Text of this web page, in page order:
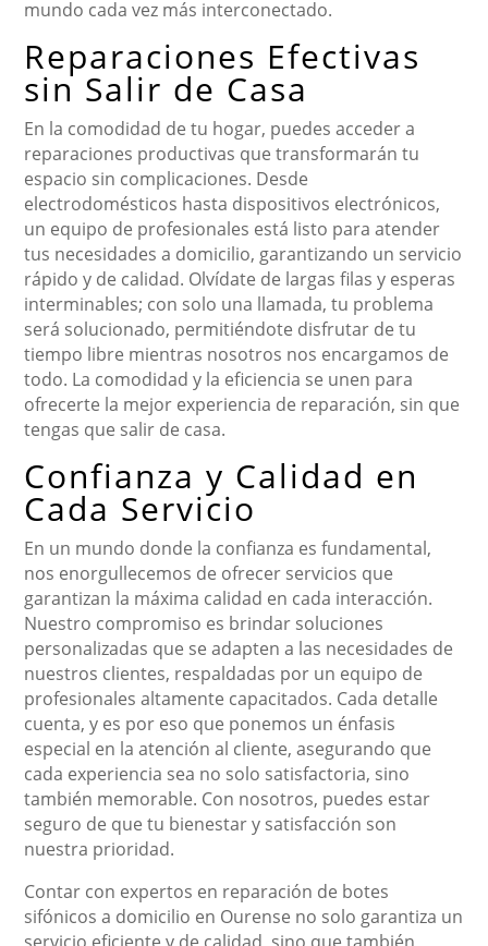
mundo cada vez más interconectado.
Reparaciones Efectivas
sin Salir de Casa
En la comodidad de tu hogar, puedes acceder a
reparaciones productivas que transformarán tu
espacio sin complicaciones. Desde
electrodomésticos hasta dispositivos electrónicos,
un equipo de profesionales está listo para atender
tus necesidades a domicilio, garantizando un servicio
rápido y de calidad. Olvídate de largas filas y esperas
interminables; con solo una llamada, tu problema
será solucionado, permitiéndote disfrutar de tu
tiempo libre mientras nosotros nos encargamos de
todo. La comodidad y la eficiencia se unen para
ofrecerte la mejor experiencia de reparación, sin que
tengas que salir de casa.
Confianza y Calidad en
Cada Servicio
En un mundo donde la confianza es fundamental,
nos enorgullecemos de ofrecer servicios que
garantizan la máxima calidad en cada interacción.
Nuestro compromiso es brindar soluciones
personalizadas que se adapten a las necesidades de
nuestros clientes, respaldadas por un equipo de
profesionales altamente capacitados. Cada detalle
cuenta, y es por eso que ponemos un énfasis
especial en la atención al cliente, asegurando que
cada experiencia sea no solo satisfactoria, sino
también memorable. Con nosotros, puedes estar
seguro de que tu bienestar y satisfacción son
nuestra prioridad.
Contar con expertos en reparación de botes
sifónicos a domicilio en Ourense no solo garantiza un